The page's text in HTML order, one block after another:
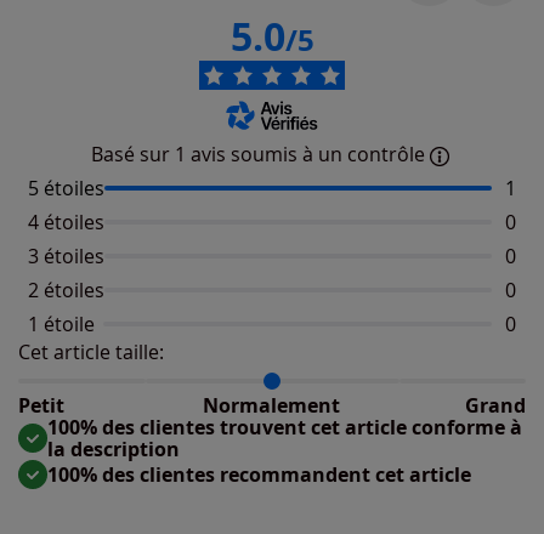
5.0/5
Basé sur 1 avis soumis à un contrôle
5 étoiles
1
4 étoiles
0
3 étoiles
0
2 étoiles
0
1 étoile
0
Cet article taille:
Petit
Normalement Grand
Répartition du taillant selon les avis clients
Taille normalement : 100%
Taille grand : 0%
100% des clientes trouvent cet article conforme à
la description
100% des clientes recommandent cet article